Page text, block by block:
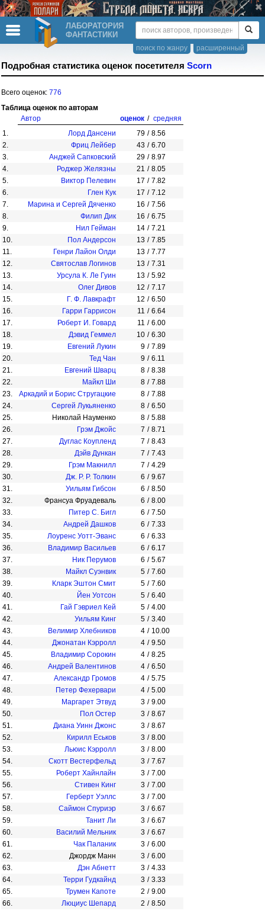
ЛАБОРАТОРИЯ
ФАНТАСТИКИ
расширенный
поиск по жанру
Подробная статистика оценок посетителя Scorn
Всего оценок: 776
Таблица оценок по авторам
Автор
оценок / средняя
1.
Лорд Дансени 79 / 8.56
2.
Фриц Лейбер 43 / 6.70
3.
Анджей Сапковский 29 / 8.97
4.
Роджер Желязны 21 / 8.05
5.
Виктор Пелевин 17 / 7.82
6.
Глен Кук 17 / 7.12
7.
Марина и Сергей Дяченко 16 / 7.56
8.
Филип Дик 16 / 6.75
9.
Нил Гейман 14 / 7.21
10.
Пол Андерсон 13 / 7.85
11.
Генри Лайон Олди 13 / 7.77
12.
Святослав Логинов 13 / 7.31
13.
Урсула К. Ле Гуин 13 / 5.92
14.
Олег Дивов 12 / 7.17
15.
Г. Ф. Лавкрафт 12 / 6.50
16.
Гарри Гаррисон 11 / 6.64
17.
Роберт И. Говард 11 / 6.00
18.
Дэвид Геммел 10 / 6.30
19.
Евгений Лукин 9 / 7.89
20.
Тед Чан 9 / 6.11
21.
Евгений Шварц 8 / 8.38
22.
Майкл Ши 8 / 7.88
23.
Аркадий и Борис Стругацкие 8 / 7.88
24.
Сергей Лукьяненко 8 / 6.50
25.
Николай Науменко 8 / 5.88
26.
Грэм Джойс 7 / 8.71
27.
Дуглас Коупленд 7 / 8.43
28.
Дэйв Дункан 7 / 7.43
29.
Грэм Макнилл 7 / 4.29
30.
Дж. Р. Р. Толкин 6 / 9.67
31.
Уильям Гибсон 6 / 8.50
32.
Франсуа Фруадеваль 6 / 8.00
33.
Питер С. Бигл 6 / 7.50
34.
Андрей Дашков 6 / 7.33
35.
Лоуренс Уотт-Эванс 6 / 6.33
36.
Владимир Васильев 6 / 6.17
37.
Ник Перумов 6 / 5.67
38.
Майкл Суэнвик 5 / 7.60
39.
Кларк Эштон Смит 5 / 7.60
40.
Йен Уотсон 5 / 6.40
41.
Гай Гэвриел Кей 5 / 4.00
42.
Уильям Кинг 5 / 3.40
43.
Велимир Хлебников 4 / 10.00
44.
Джонатан Кэрролл 4 / 9.50
45.
Владимир Сорокин 4 / 8.25
46.
Андрей Валентинов 4 / 6.50
47.
Александр Громов 4 / 5.75
48.
Петер Фехервари 4 / 5.00
49.
Маргарет Этвуд 3 / 9.00
50.
Пол Остер 3 / 8.67
51.
Диана Уинн Джонс 3 / 8.67
52.
Кирилл Еськов 3 / 8.00
53.
Льюис Кэрролл 3 / 8.00
54.
Скотт Вестерфельд 3 / 7.67
55.
Роберт Хайнлайн 3 / 7.00
56.
Стивен Кинг 3 / 7.00
57.
Герберт Уэллс 3 / 7.00
58.
Саймон Спуриэр 3 / 6.67
59.
Танит Ли 3 / 6.67
60.
Василий Мельник 3 / 6.67
61.
Чак Паланик 3 / 6.00
62.
Джордж Манн 3 / 6.00
63.
Дэн Абнетт 3 / 4.33
64.
Терри Гудкайнд 3 / 3.33
65.
Трумен Капоте 2 / 9.00
66.
Люциус Шепард 2 / 8.50